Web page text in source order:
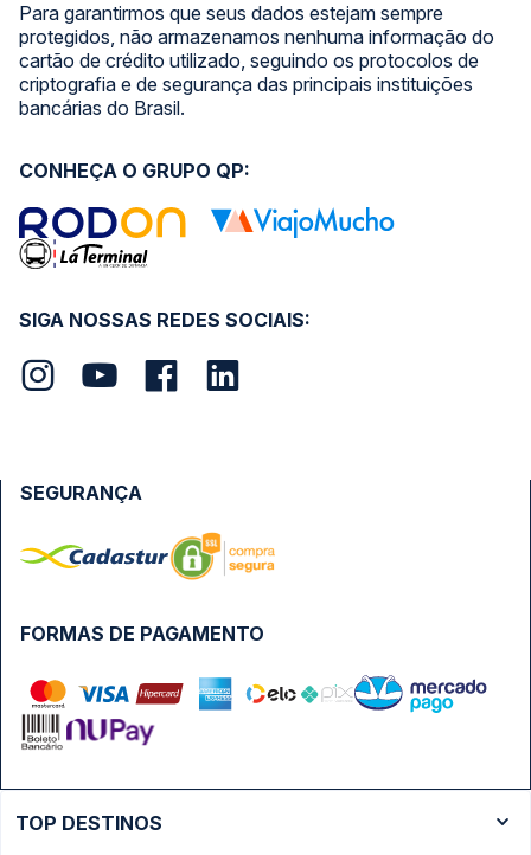
Para garantirmos que seus dados estejam sempre
protegidos, não armazenamos nenhuma informação do
cartão de crédito utilizado, seguindo os protocolos de
criptografia e de segurança das principais instituições
bancárias do Brasil.
SIGA NOSSAS REDES SOCIAIS:
CONHEÇA O GRUPO QP:
FORMAS DE PAGAMENTO
SEGURANÇA
TOP DESTINOS